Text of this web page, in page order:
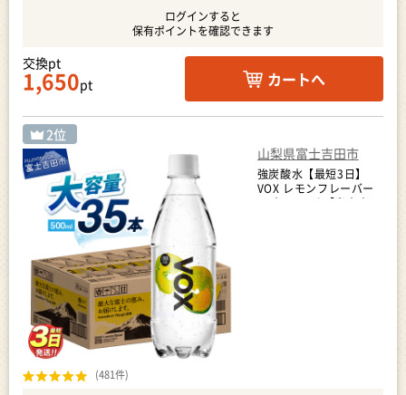
ログインすると
保有ポイントを確認できます
交換pt
1,650pt カートへ
(481件)
山梨県富士吉田市
強炭酸水【最短3日】
VOX レモンフレーバー
35本 500ml 【富士吉田